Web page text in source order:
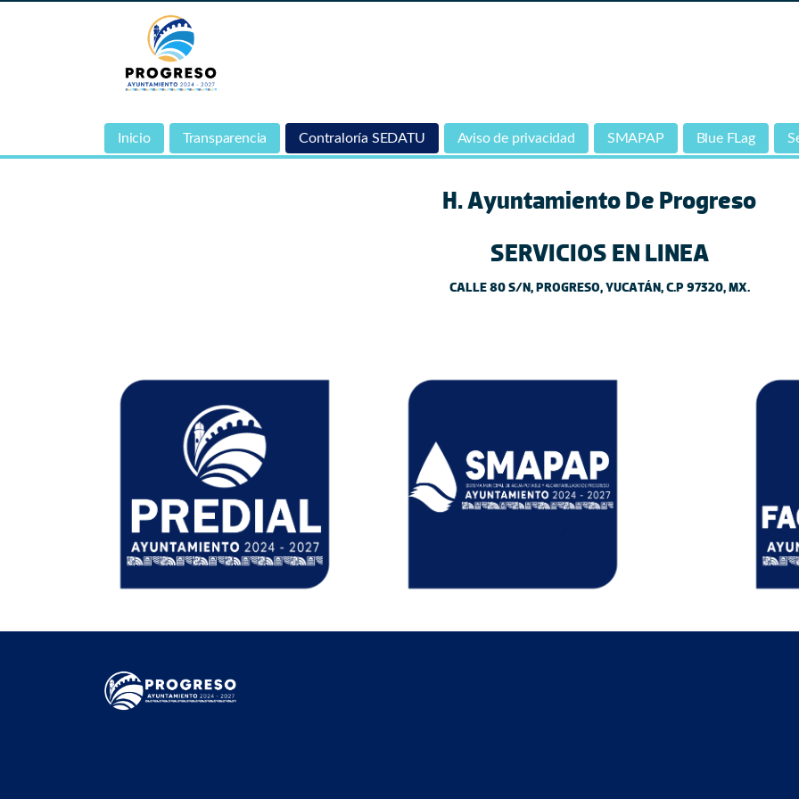
Inicio Transparencia Contraloría SEDATU Aviso de privacidad SMAPAP Blue FLag
H. Ayuntamiento De Progreso
SERVICIOS EN LINEA
CALLE 80 S/N, PROGRESO, YUCATÁN, C.P 97320, MX.